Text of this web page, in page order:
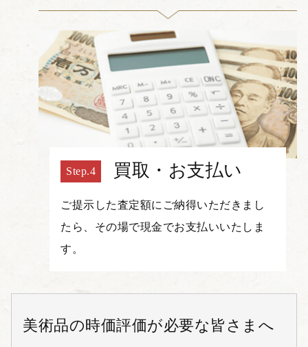
買取・お支払い
ご提示した査定額にご納得いただきまし
たら、その場で現金でお支払いいたしま
す。
美術品の時価評価が必要な皆さまへ